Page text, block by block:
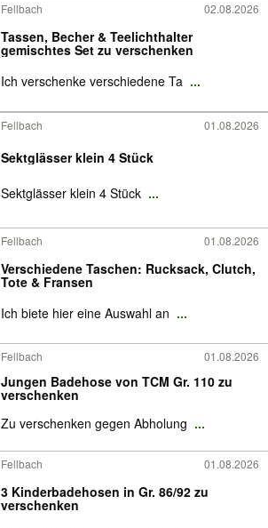
Fellbach 02.08.2026
Tassen, Becher & Teelichthalter
gemischtes Set zu verschenken
Ich verschenke verschiedene Ta ...
Fellbach 01.08.2026
Sektglässer klein 4 Stück
Sektglässer klein 4 Stück ...
Fellbach 01.08.2026
Verschiedene Taschen: Rucksack, Clutch,
Tote & Fransen
Ich biete hier eine Auswahl an ...
Fellbach 01.08.2026
Jungen Badehose von TCM Gr. 110 zu
verschenken
Zu verschenken gegen Abholung ...
Fellbach 01.08.2026
3 Kinderbadehosen in Gr. 86/92 zu
verschenken